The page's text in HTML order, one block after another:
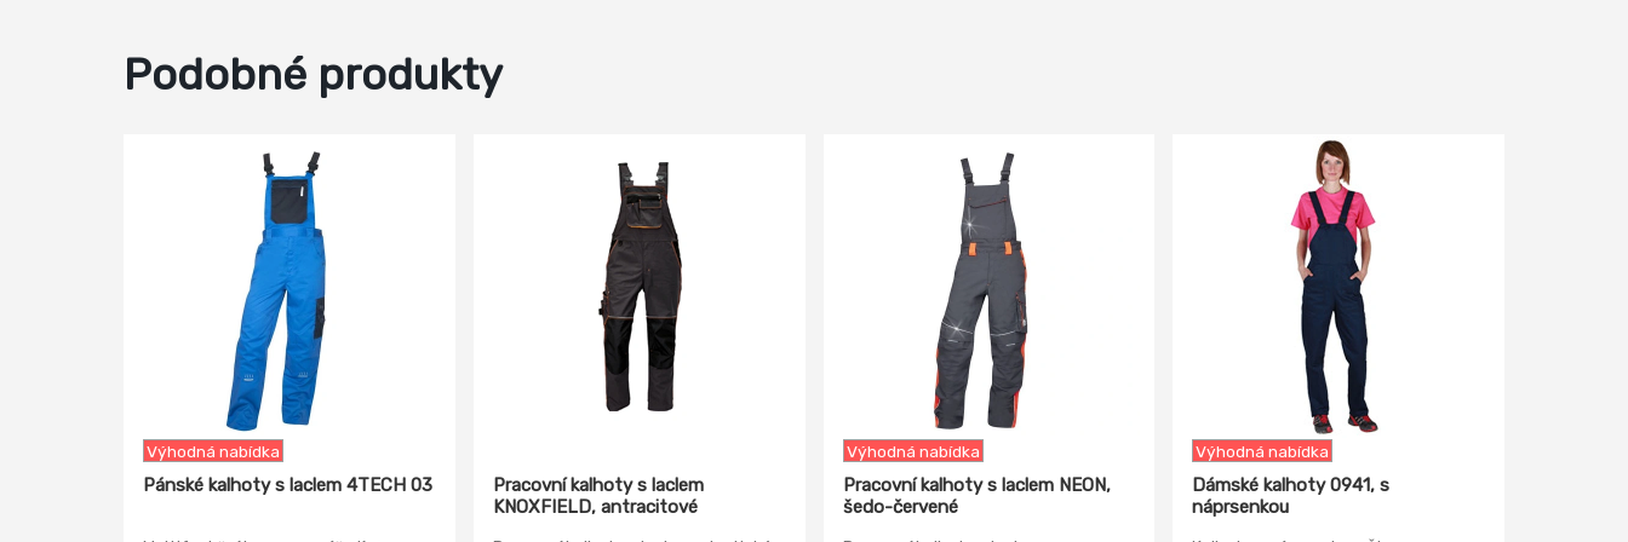
Podobné produkty
Výhodná nabídka
Pánské kalhoty s laclem 4TECH 03
Pracovní kalhoty s laclem
KNOXFIELD, antracitové
Výhodná nabídka
Pracovní kalhoty s laclem NEON,
šedo-červené
Výhodná nabídka
Dámské kalhoty 0941, s
náprsenkou